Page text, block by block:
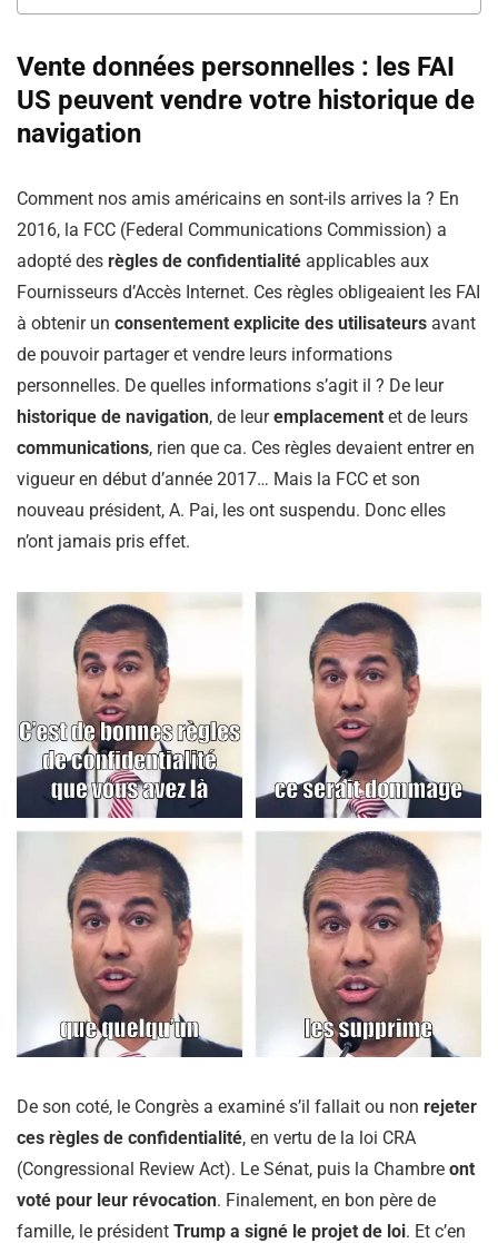
Vente données personnelles : les FAI
US peuvent vendre votre historique de
navigation
Comment nos amis américains en sont-ils arrives la ? En
2016, la FCC (Federal Communications Commission) a
adopté des règles de confidentialité applicables aux
Fournisseurs d’Accès Internet. Ces règles obligeaient les FAI
à obtenir un consentement explicite des utilisateurs avant
de pouvoir partager et vendre leurs informations
personnelles. De quelles informations s’agit il ? De leur
historique de navigation, de leuremplacement et de leurs
communications, rien que ca. Ces règles devaient entrer en
vigueur en début d’année 2017… Mais la FCC et son
nouveau président, A. Pai, les ont suspendu. Donc elles
n’ont jamais pris effet.
De son coté, le Congrès a examiné s’il fallait ou non rejeter
ces règles de confidentialité, en vertu de la loi CRA
(Congressional Review Act). Le Sénat, puis la Chambre ont
voté pour leur révocation. Finalement, en bon père de
famille, le président Trump a signé le projet de loi. Et c’en